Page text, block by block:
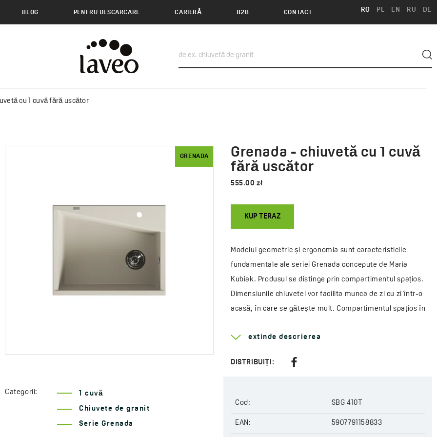
BLOG PENTRU DESCARCARE CARIERĂ B2B CONTACT RO PL EN RU DE
cu 1 cuvă fără uscător
GRENADA
Categorii: 1 cuvă
Chiuvete de granit
Serie Grenada
Grenada - chiuvetă cu 1 cuvă
fără uscător
555.00 zł
KUP TERAZ
Modelul geometric și ergonomia sunt caracteristicile
fundamentale ale seriei Grenada concepute de Maria
Kubiak. Produsul se distinge prin compartimentul spațios.
Dimensiunile chiuvetei vor facilita munca de zi cu zi într-o
acasă, în care se gătește mult. Compartimentul spațios în
care asigură un drenaj excelent al apei, vor permite, uneori
completat de
sifonul Space Saving
scurgerea apei acumulate în interiorul compartimentului.
extinde descrierea
DISTRIBUIȚI:
Cod: SBG 410T
EAN: 5907791158833